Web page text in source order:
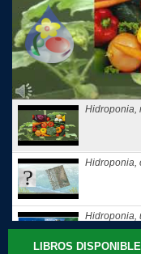
Hidroponia,
Hidroponia,
Hidroponia,
con la...
LIBROS